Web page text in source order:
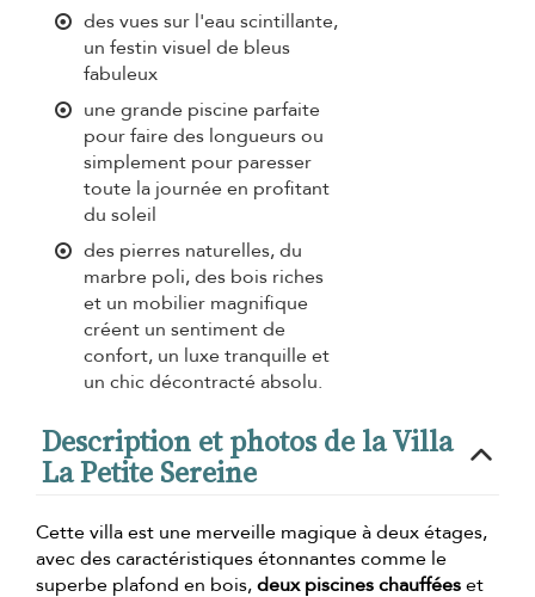
des vues sur l'eau scintillante,
un festin visuel de bleus
fabuleux
une grande piscine parfaite
pour faire des longueurs ou
simplement pour paresser
toute la journée en profitant
du soleil
des pierres naturelles, du
marbre poli, des bois riches
et un mobilier magnifique
créent un sentiment de
confort, un luxe tranquille et
un chic décontracté absolu.
Description et photos de la Villa
La Petite Sereine
Cette villa est une merveille magique à deux étages,
avec des caractéristiques étonnantes comme le
superbe plafond en bois,deux piscines chaufféeset